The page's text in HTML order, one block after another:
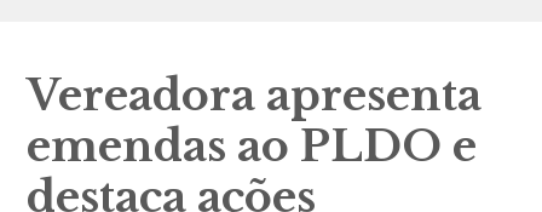
Vereadora apresenta
emendas ao PLDO e
destaca ações